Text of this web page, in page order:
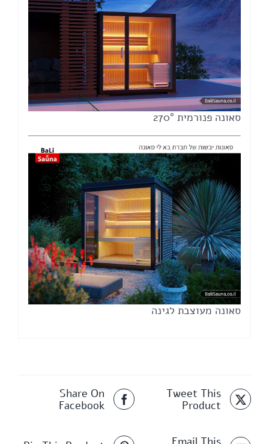
סאונה פנורמית 270°
סאונה מעוצבת לגינה
Share On
Facebook
Tweet This
Product